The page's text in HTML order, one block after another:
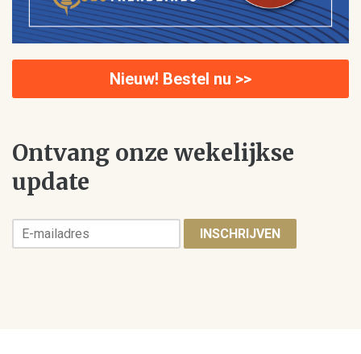
Nieuw! Bestel nu >>
Ontvang onze wekelijkse
update
INSCHRIJVEN